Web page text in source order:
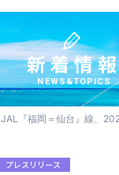
新着情
NEWS&TOPICS
JAL『福岡＝仙台』線、2025年10月26日～新規就航！「JALで行くダイナミックエクスプ
プレスリリース